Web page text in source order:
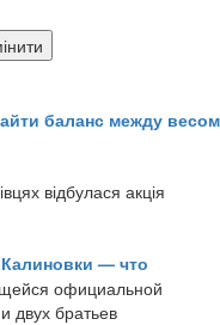
баланс между весом
відбулася акція
— что
официальной
двух братьев